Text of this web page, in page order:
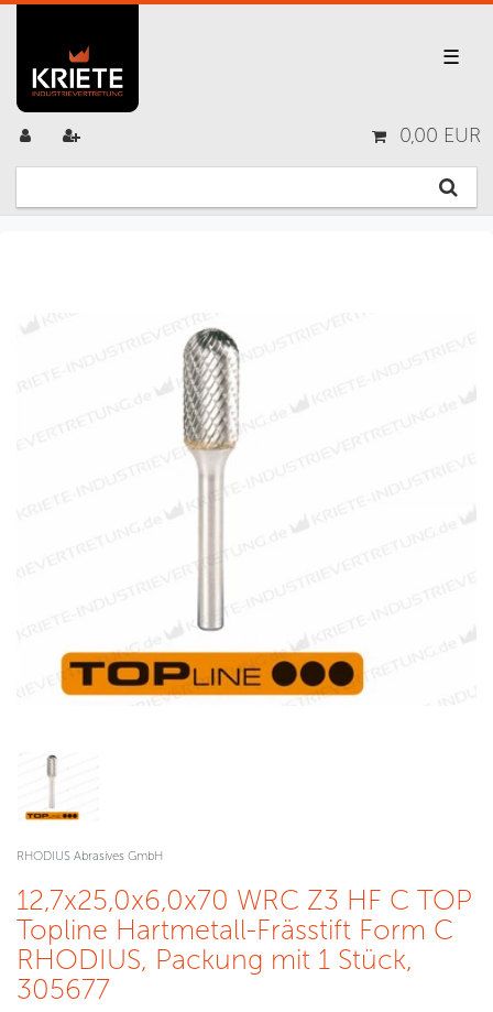
☰
0,00 EUR
RHODIUS Abrasives GmbH
12,7x25,0x6,0x70 WRC Z3 HF C TOP
Topline Hartmetall-Frässtift Form C
RHODIUS, Packung mit 1 Stück,
305677